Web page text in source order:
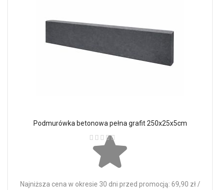
Podmurówka betonowa pełna grafit 250x25x5cm
Ocena:
Najniższa cena w okresie 30 dni przed promocją: 69,90 zł /